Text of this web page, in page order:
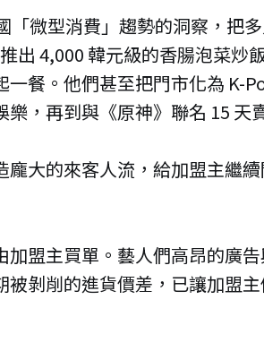
「微型消費」趨勢的洞察，把
出 4,000 韓元級的香腸泡菜炒
餐。他們甚至把門市化為 K-
，再到與《原神》聯名 15 天
大的來客人流，給加盟主繼
盟主買單。藝人們高昂的廣告
剝削的進貨價差，已讓加盟